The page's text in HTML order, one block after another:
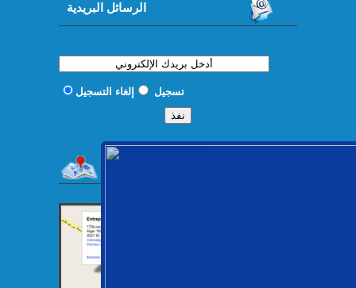
الرسائل البريدية
تسجيل إلغاء التسجيل